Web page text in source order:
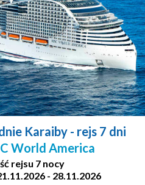
Karaiby- rejs 7 dni
World America
rejsu 7 nocy
- 28.11.2026